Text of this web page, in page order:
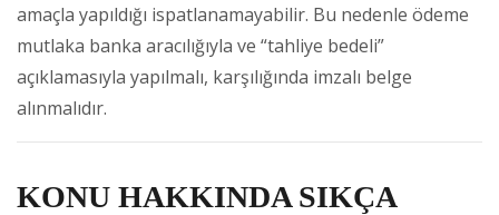
amaçla yapıldığı ispatlanamayabilir. Bu nedenle ödeme
mutlaka banka aracılığıyla ve “tahliye bedeli”
açıklamasıyla yapılmalı, karşılığında imzalı belge
alınmalıdır.
KONU HAKKINDA SIKÇA